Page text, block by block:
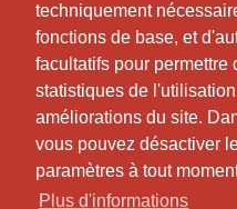
techniquement
fonctions de base, et
facultatifs pour permettre
statistiques de
améliorations du site.
vous pouvez désactiver
paramètres à tout
Plus d'informations
techniquement
fonctions de base, et
facultatifs pour permettre
statistiques de
améliorations du site.
vous pouvez désactiver
paramètres à tout
Plus d'informations
ABONNEMENTS ET PRIX
NOTRE TEAM
Wenn du dich in deinem Körper
erste Schritt, dein Leben als
sind miteinander verbunden.
und geistiges Feuerwerk der